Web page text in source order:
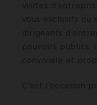
visites
vous exclusifs
dirigeants
pouvoirs publics,
conviviale et
C’est l’occasion